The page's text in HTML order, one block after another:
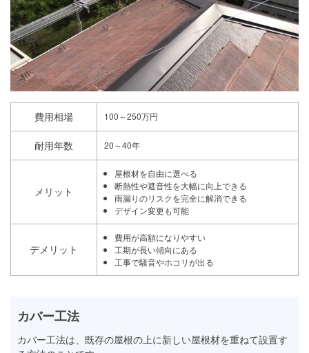
費用相場 100～250万円
耐用年数 20～40年
メリット
屋根材を自由に選べる
断熱性や遮音性を大幅に向上できる
雨漏りのリスクを完全に解消できる
デザイン変更も可能
デメリット
費用が高額になりやすい
工期が長い傾向にある
工事で騒音やホコリが出る
カバー工法
カバー工法は、既存の屋根の上に新しい屋根材を重ねて設置す